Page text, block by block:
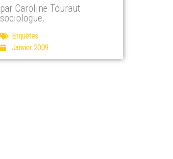
par Caroline Touraut
sociologue.
Enquêtes
Janvier 2009